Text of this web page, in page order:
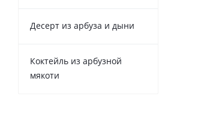
Десерт из арбуза и дыни
Коктейль из арбузной
мякоти